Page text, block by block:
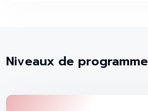
Niveaux de programme